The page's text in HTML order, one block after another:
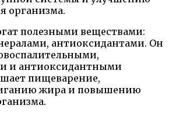
организма.
полезными веществами:
антиоксидантами. Он
и антиоксидантными
пищеварение,
жира и повышению